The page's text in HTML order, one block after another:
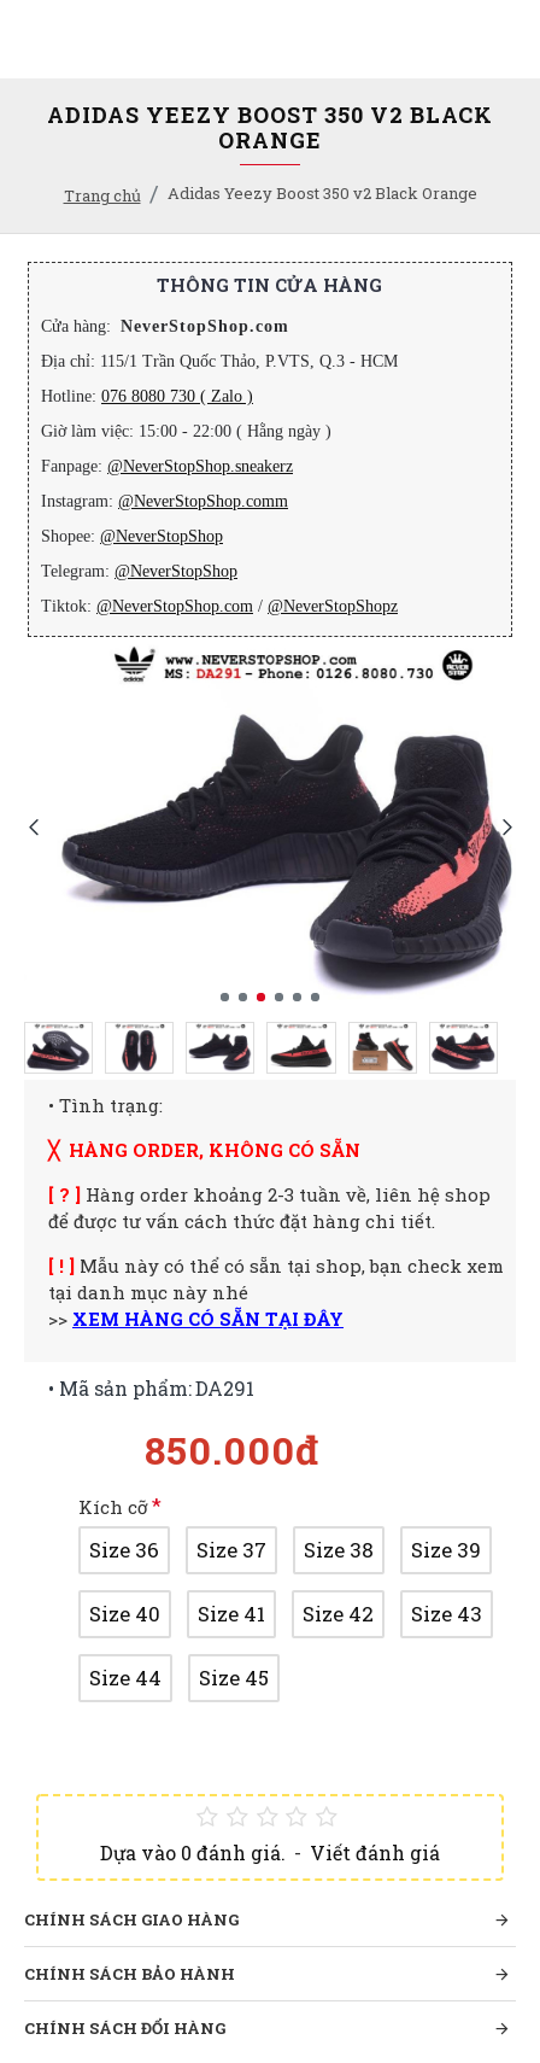
Trang chủ Adidas Yeezy Boost 350 v2 Black Orange
ADIDAS YEEZY BOOST 350 V2 BLACK
ORANGE
THÔNG TIN CỬA HÀNG
Cửa hàng: NeverStopShop.com
Địa chỉ: 115/1 Trần Quốc Thảo, P.VTS, Q.3 - HCM
Hotline: 076 8080 730 ( Zalo )
Giờ làm việc: 15:00 - 22:00 ( Hằng ngày )
Fanpage: @NeverStopShop.sneakerz
Instagram: @NeverStopShop.comm
Shopee: @NeverStopShop
Telegram: @NeverStopShop
Tiktok: @NeverStopShop.com / @NeverStopShopz
• Tình trạng:
╳ HÀNG ORDER, KHÔNG CÓ SẴN
[ ? ] Hàng order khoảng 2-3 tuần về, liên hệ shop
để được tư vấn cách thức đặt hàng chi tiết.
[ ! ] Mẫu này có thể có sẵn tại shop, bạn check xem
tại danh mục này nhé
>> XEM HÀNG CÓ SẴN TẠI ĐÂY
Dựa vào 0 đánh giá. - Viết đánh giá
850.000đ
• Mã sản phẩm:DA291
Kích cỡ
Size 36 Size 37 Size 38 Size 39
Size 40 Size 41 Size 42 Size 43
Size 44 Size 45
CHÍNH SÁCH GIAO HÀNG
CHÍNH SÁCH BẢO HÀNH
CHÍNH SÁCH ĐỔI HÀNG